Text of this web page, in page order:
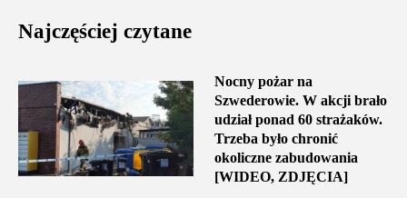
Najczęściej czytane
Nocny pożar na
Szwederowie. W akcji brało
udział ponad 60 strażaków.
Trzeba było chronić
okoliczne zabudowania
[WIDEO, ZDJĘCIA]